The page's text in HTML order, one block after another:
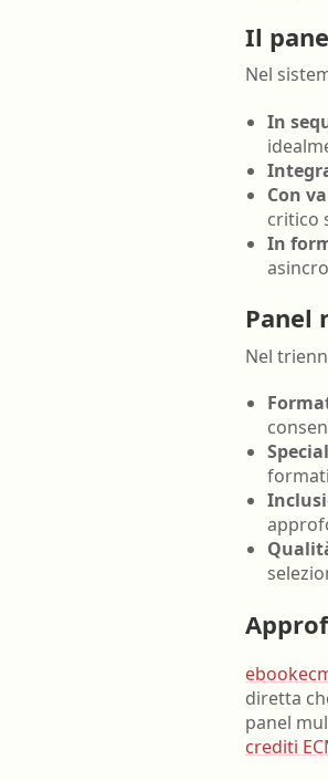
Il
Nel
In
Con
critico
In
Panel
Nel
diretta
panel
crediti